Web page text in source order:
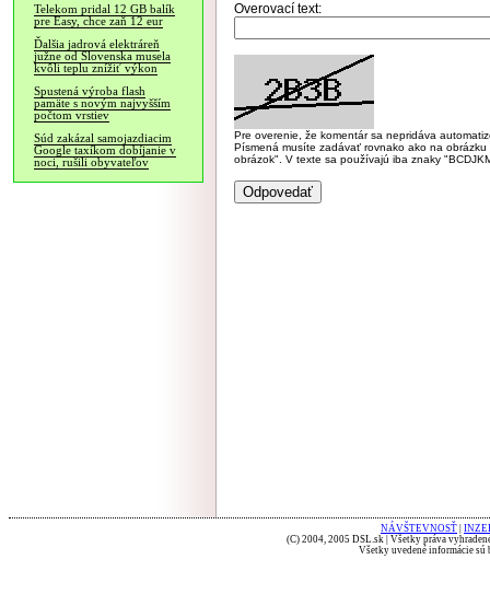
Telekom pridal 12 GB balík
pre Easy, chce zaň 12 eur
Ďalšia jadrová elektráreň
južne od Slovenska musela
kvôli teplu znížiť výkon
Spustená výroba flash
pamäte s novým najvyšším
počtom vrstiev
Súd zakázal samojazdiacim
Google taxíkom dobíjanie v
noci, rušili obyvateľov
Overovací text:
Pre overenie, že komentár sa nepridáva
Písmená musíte zadávať rovnako ako na
obrázok". V texte sa používajú iba znaky
NÁVŠTEVNOSŤ
(C) 2004, 2005 DSL.sk | Všetky práva
Všetky uvedené informácie sú